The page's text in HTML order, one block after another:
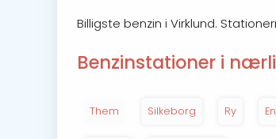
Billigste benzin i Virklund.
Benzinstationer i
Them Silkeborg Ry